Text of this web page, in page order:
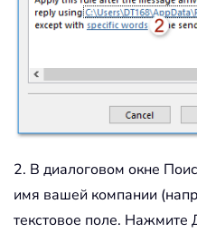
2. В диалоговом окне
имя вашей компании
текстовое поле. Нажмите